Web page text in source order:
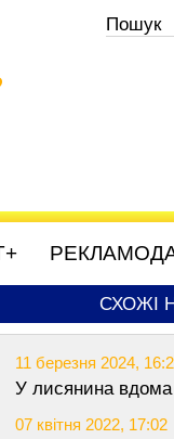
СХОЖІ
11 березня 2024,
У лисянина
07 квітня 2022, 17:02